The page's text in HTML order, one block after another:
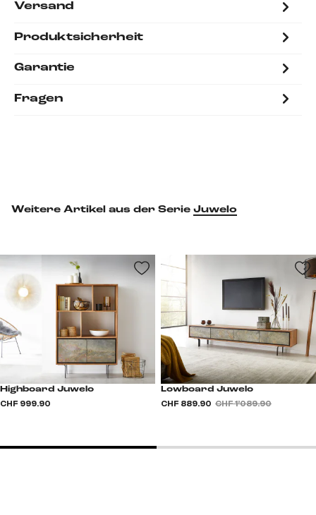
Versand
Produktsicherheit
Garantie
Fragen
Weitere Artikel aus der Serie Juwelo
Highboard Juwelo
CHF 999.90
Lowboard Juwelo
CHF 889.90 CHF 1’089.90